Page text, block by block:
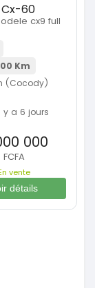
60
cx9 full
Km
(Cocody)
y a 6 jours
000
FCFA
vente
détails